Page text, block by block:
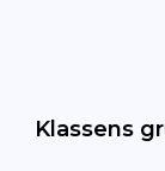
Klassens